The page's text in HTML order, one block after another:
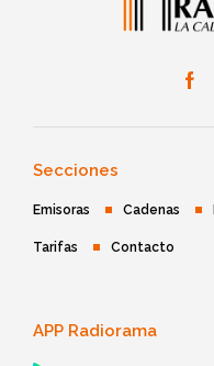
Secciones
Emisoras Cadenas
Tarifas Contacto
APP Radiorama